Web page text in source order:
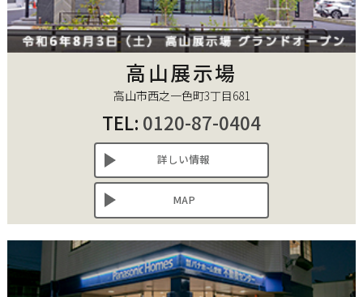
高山展示場
高山市西之一色町3丁目681
TEL: 0120-87-0404
詳しい情報
MAP